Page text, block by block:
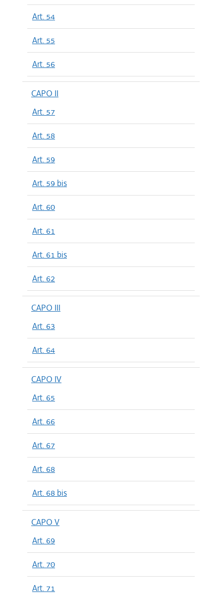
Art. 54
Art. 55
Art. 56
CAPO II
Art. 57
Art. 58
Art. 59
Art. 59 bis
Art. 60
Art. 61
Art. 61 bis
Art. 62
CAPO III
Art. 63
Art. 64
CAPO IV
Art. 65
Art. 66
Art. 67
Art. 68
Art. 68 bis
CAPO V
Art. 69
Art. 70
Art. 71